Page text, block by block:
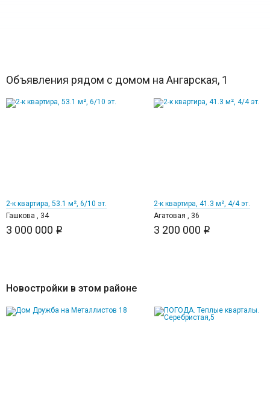
Объявления рядом с домом на Ангарская, 1
2-к квартира, 53.1 м², 6/10 эт.
Гашкова , 34
3 000 000 i
2-к квартира, 41.3 м², 4/4 эт.
Агатовая , 36
3 200 000 i
Новостройки в этом районе